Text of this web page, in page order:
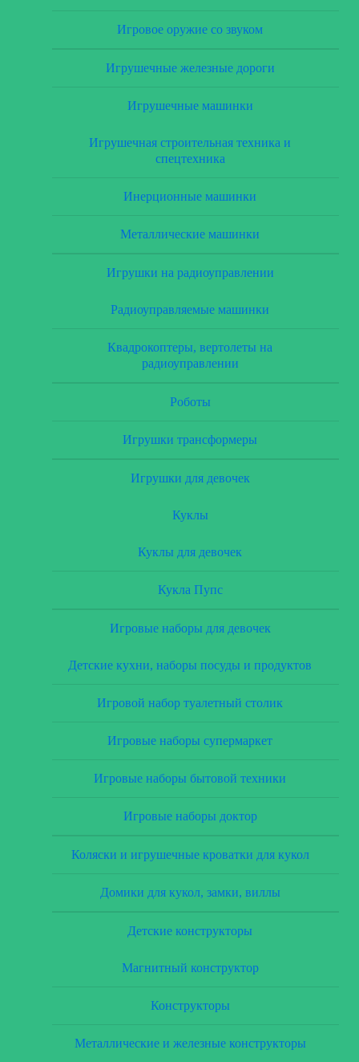
Игровое оружие со звуком
Игрушечные железные дороги
Игрушечные машинки
Игрушечная строительная техника и
спецтехника
Инерционные машинки
Металлические машинки
Игрушки на радиоуправлении
Радиоуправляемые машинки
Квадрокоптеры, вертолеты на
радиоуправлении
Роботы
Игрушки трансформеры
Игрушки для девочек
Куклы
Куклы для девочек
Кукла Пупс
Игровые наборы для девочек
Детские кухни, наборы посуды и продуктов
Игровой набор туалетный столик
Игровые наборы супермаркет
Игровые наборы бытовой техники
Игровые наборы доктор
Коляски и игрушечные кроватки для кукол
Домики для кукол, замки, виллы
Детские конструкторы
Магнитный конструктор
Конструкторы
Металлические и железные конструкторы